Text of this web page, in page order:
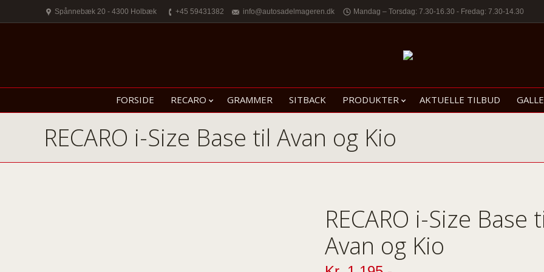
Spånnebæk 20 - 4300 Holbæk +45 59431382 info@autosadelmageren.dk Mandag – Torsdag: 7.30-16.30 - Fredag: 7.30-14.30
FORSIDE RECARO GRAMMER SITBACK PRODUKTER AKTUELLE TILBUD
RECARO i-Size Base til Avan og Kio
RECARO i-Size Base
Avan og Kio